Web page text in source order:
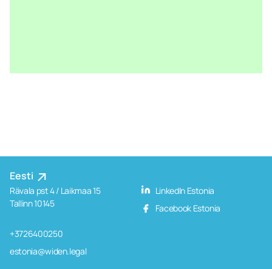
Eesti
Rävala pst 4 / Laikmaa 15
Tallinn 10145
+3726400250
estonia@widen.legal
LinkedIn Estonia
Facebook Estonia